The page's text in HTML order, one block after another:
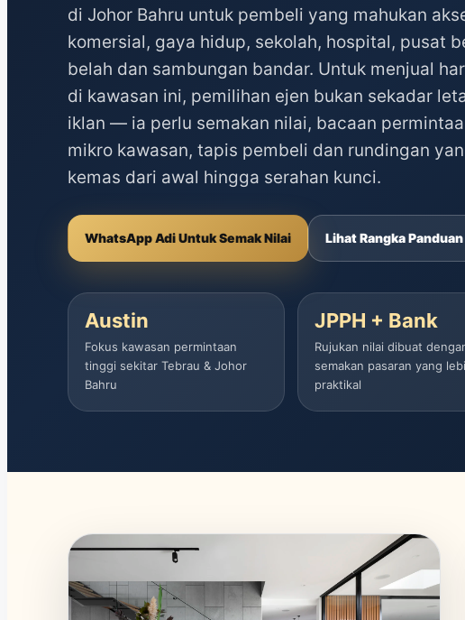
di Johor Bahru untuk pembeli yang mahukan
komersial, gaya hidup, sekolah, hospital, pusat
belah dan sambungan bandar. Untuk menjual
di kawasan ini, pemilihan ejen bukan sekadar
iklan — ia perlu semakan nilai, bacaan
mikro kawasan, tapis pembeli dan rundingan
kemas dari awal hingga serahan kunci.
WhatsApp Adi Untuk Semak Nilai Lihat Rangka Panduan
Austin
Fokus kawasan permintaan
tinggi sekitar Tebrau & Johor
Bahru
JPPH + Bank
Rujukan nilai dibuat
semakan pasaran yang
praktikal